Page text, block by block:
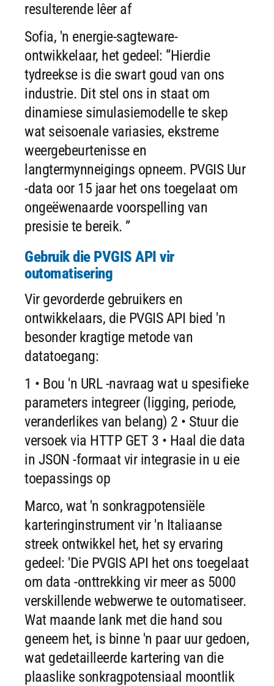
resulterende lêer af
Sofia, 'n energie-sagteware-
ontwikkelaar, het gedeel: “Hierdie
tydreekse is die swart goud van ons
industrie. Dit stel ons in staat om
dinamiese simulasiemodelle te skep
wat seisoenale variasies, ekstreme
weergebeurtenisse en
langtermynneigings opneem. PVGIS Uur
-data oor 15 jaar het ons toegelaat om
ongeëwenaarde voorspelling van
presisie te bereik. ”
Gebruik die PVGIS API vir
outomatisering
Vir gevorderde gebruikers en
ontwikkelaars, die PVGIS API bied 'n
besonder kragtige metode van
datatoegang:
1 • Bou 'n URL -navraag wat u spesifieke
parameters integreer (ligging, periode,
veranderlikes van belang) 2 • Stuur die
versoek via HTTP GET 3 • Haal die data
in JSON -formaat vir integrasie in u eie
toepassings op
Marco, wat 'n sonkragpotensiële
karteringinstrument vir 'n Italiaanse
streek ontwikkel het, het sy ervaring
gedeel: 'Die PVGIS API het ons toegelaat
om data -onttrekking vir meer as 5000
verskillende webwerwe te outomatiseer.
Wat maande lank met die hand sou
geneem het, is binne 'n paar uur gedoen,
wat gedetailleerde kartering van die
plaaslike sonkragpotensiaal moontlik